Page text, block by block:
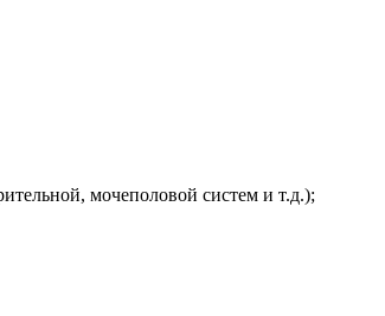
мочеполовой систем и т.д.);